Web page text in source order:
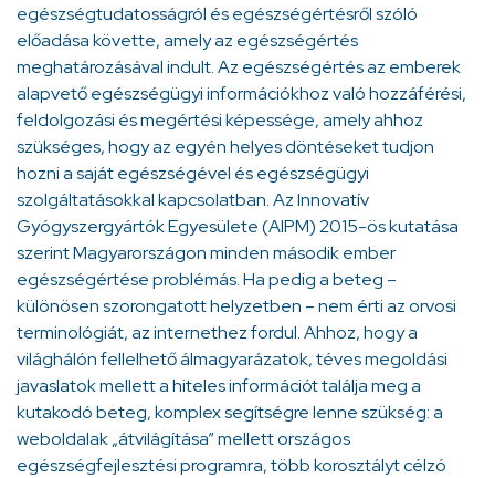
egészségtudatosságról és egészségértésről szóló
előadása követte, amely az egészségértés
meghatározásával indult. Az egészségértés az emberek
alapvető egészségügyi információkhoz való hozzáférési,
feldolgozási és megértési képessége, amely ahhoz
szükséges, hogy az egyén helyes döntéseket tudjon
hozni a saját egészségével és egészségügyi
szolgáltatásokkal kapcsolatban. Az Innovatív
Gyógyszergyártók Egyesülete (AIPM) 2015-ös kutatása
szerint Magyarországon minden második ember
egészségértése problémás. Ha pedig a beteg –
különösen szorongatott helyzetben – nem érti az orvosi
terminológiát, az internethez fordul. Ahhoz, hogy a
világhálón fellelhető álmagyarázatok, téves megoldási
javaslatok mellett a hiteles információt találja meg a
kutakodó beteg, komplex segítségre lenne szükség: a
weboldalak „átvilágítása” mellett országos
egészségfejlesztési programra, több korosztályt célzó